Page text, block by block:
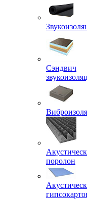
Сэндвич
поролон